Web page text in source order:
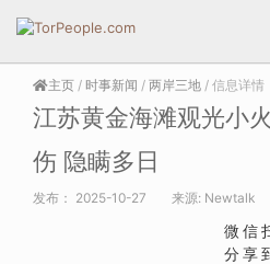
主页 / 时事新闻 / 两岸三地 / 信息详情
江苏黄金海滩观光小
伤 隐瞒多日
发布： 2025-10-27 来源: Newtalk
微信
分享